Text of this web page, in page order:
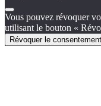
Vous pouvez révoquer
utilisant le bouton «
Révoquer le consentement